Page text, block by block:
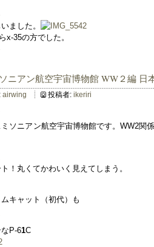
ました。
x-35の方でした。
ニアン航空宇宙博物館 WW２編 日
airwing 投稿者: ikeriri
ソニアン航空宇宙博物館です。WW2関
！丸くてかわいく見えてしまう。
キャット（初代）も
P-61C